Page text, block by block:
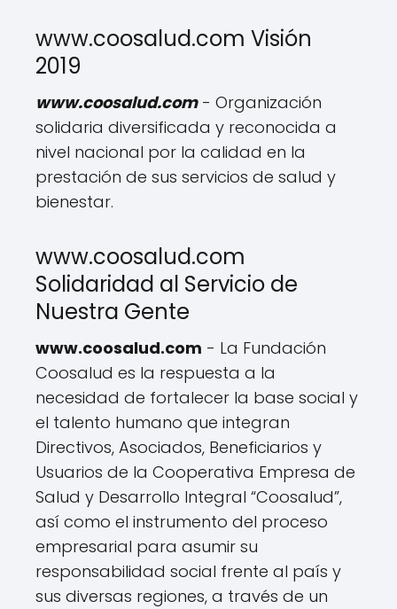
www.coosalud.com Visión
2019
www.coosalud.com- Organización
solidaria diversificada y reconocida a
nivel nacional por la calidad en la
prestación de sus servicios de salud y
bienestar.
www.coosalud.com
Solidaridad al Servicio de
Nuestra Gente
www.coosalud.com - La Fundación
Coosalud es la respuesta a la
necesidad de fortalecer la base social y
el talento humano que integran
Directivos, Asociados, Beneficiarios y
Usuarios de la Cooperativa Empresa de
Salud y Desarrollo Integral “Coosalud”,
así como el instrumento del proceso
empresarial para asumir su
responsabilidad social frente al país y
sus diversas regiones, a través de un